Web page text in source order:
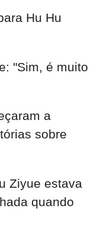
Hu Hu
"Sim, é muito
a
sobre
Ziyue estava
quando